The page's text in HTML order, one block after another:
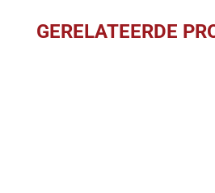
GERELATEERDE